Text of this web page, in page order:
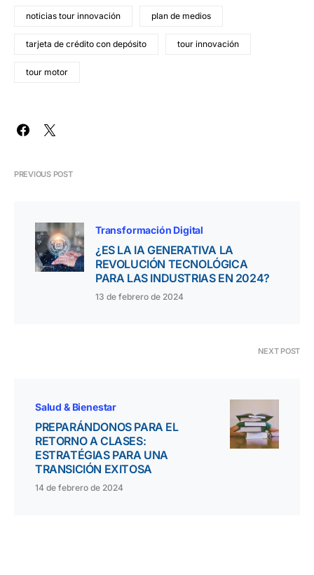
noticias tour innovación plan de medios
tarjeta de crédito con depósito tour innovación
tour motor
PREVIOUS POST
Transformación Digital
¿ES LA IA GENERATIVA LA
REVOLUCIÓN TECNOLÓGICA
PARA LAS INDUSTRIAS EN 2024?
13 de febrero de 2024
NEXT POST
Salud & Bienestar
PREPARÁNDONOS PARA EL
RETORNO A CLASES:
ESTRATÉGIAS PARA UNA
TRANSICIÓN EXITOSA
14 de febrero de 2024